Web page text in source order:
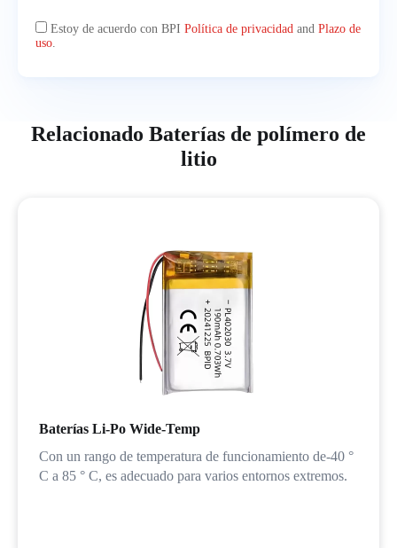
Estoy de acuerdo con BPI Política de privacidad and Plazo de
uso.
Relacionado Baterías de polímero de
litio
Baterías Li-Po Wide-Temp
Con un rango de temperatura de funcionamiento de-40 °
C a 85 ° C, es adecuado para varios entornos extremos.